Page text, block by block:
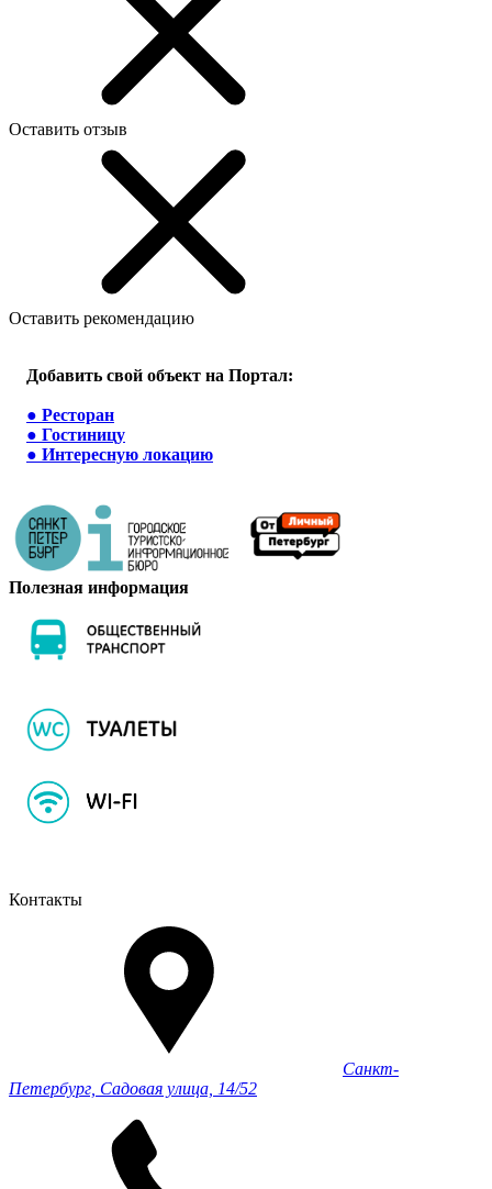
Оставить отзыв
Оставить рекомендацию
Добавить свой объект на Портал:
● Ресторан
● Гостиницу
● Интересную локацию
Полезная информация
Контакты
Санкт-
Петербург, Садовая улица, 14/52